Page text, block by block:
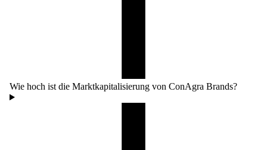
Wie hoch ist die Marktkapitalisierung von ConAgra Brands?